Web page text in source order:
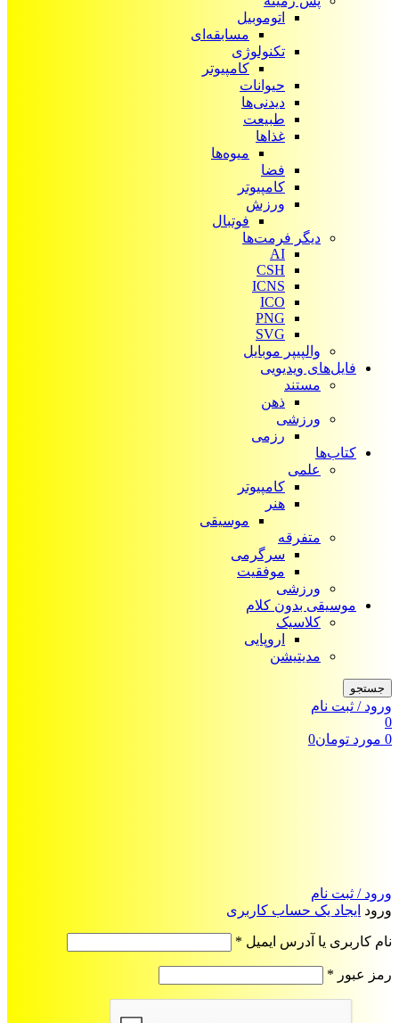
اتوموبیل
مسابقه‌ای
تکنولوژی
کامپیوتر
حیوانات
دیدنی‌ها
طبیعت
غذاها
میوه‌ها
فضا
کامپیوتر
ورزش
فوتبال
دیگر فرمت‌ها
AI
CSH
ICNS
ICO
PNG
SVG
والپیپر موبایل
فایل‌های ویدیویی
مستند
ذهن
ورزشی
رزمی
کتاب‌ها
علمی
کامپیوتر
هنر
موسیقی
متفرقه
سرگرمی
موفقیت
ورزشی
موسیقی بدون کلام
کلاسیک
اروپایی
مدیتیشن
جستجو
ورود / ثبت نام
0
0 مورد تومان0
ورود / ثبت نام
ورود ایجاد یک حساب کاربری
نام کاربری یا آدرس ایمیل *
رمز عبور *